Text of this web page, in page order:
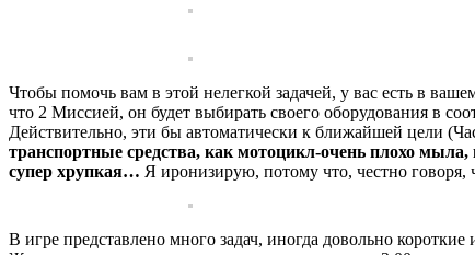
Чтобы помочь вам в этой нелегкой задачей, у вас есть в
что 2 Миссией, он будет выбирать своего оборудования в
Действительно, эти бы автоматически к ближайшей цели
транспортные средства, как мотоцикл-очень плохо
супер хрупкая… Я иронизирую, потому что, честно говоря,
В игре представлено много задач, иногда довольно